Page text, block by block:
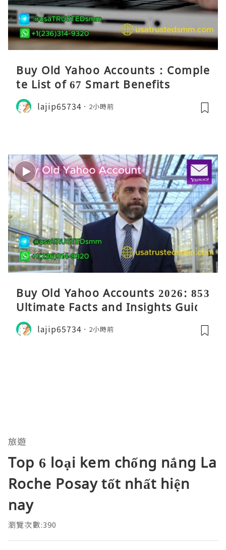
Buy Old Yahoo Accounts : Comple
te List of 67 Smart Benefits
lajip65734 2小時前
Buy Old Yahoo Accounts 2026: 853
Ultimate Facts and Insights Guide
lajip65734 2小時前
旅遊
Top 6 loại kem chống nắng La
Roche Posay tốt nhất hiện
nay
瀏覽次數:390